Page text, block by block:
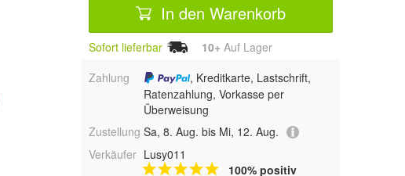
In den Warenkorb
Sofort lieferbar 10+ Auf Lager
Zahlung
, Kreditkarte, Lastschrift,
Ratenzahlung, Vorkasse per
Überweisung
Zustellung Sa, 8. Aug. bis Mi, 12. Aug.
Verkäufer Lusy011
100% positiv